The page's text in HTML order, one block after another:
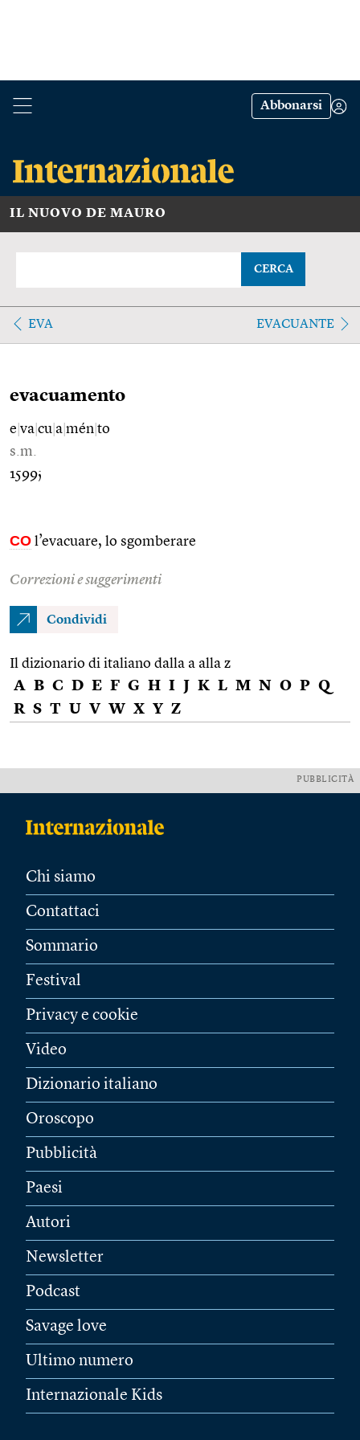
Abbonarsi
IL NUOVO DE MAURO
CERCA
EVA EVACUANTE
evacuamento
e va cu a mén to
s.m.
1599;
CO l’evacuare, lo sgomberare
Correzioni e suggerimenti
Condividi
Il dizionario di italiano dalla a alla z
A B C D E F G H I J K L M N O P Q
R S T U V W X Y Z
PUBBLICITÀ
Chi siamo
Contattaci
Sommario
Festival
Privacy e cookie
Video
Dizionario italiano
Oroscopo
Pubblicità
Paesi
Autori
Newsletter
Podcast
Savage love
Ultimo numero
Internazionale Kids